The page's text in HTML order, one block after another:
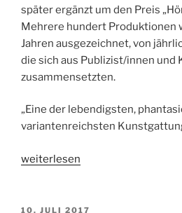
später ergänzt um den Preis
Mehrere hundert Produktionen
Jahren ausgezeichnet, von
die sich aus Publizist/innen und
zusammensetzten.
„Eine der lebendigsten,
variantenreichsten
„Hörfunktipp:
Hörspiels.
weiterlesen
VERÖFFENTLICHT
10. JULI 2017